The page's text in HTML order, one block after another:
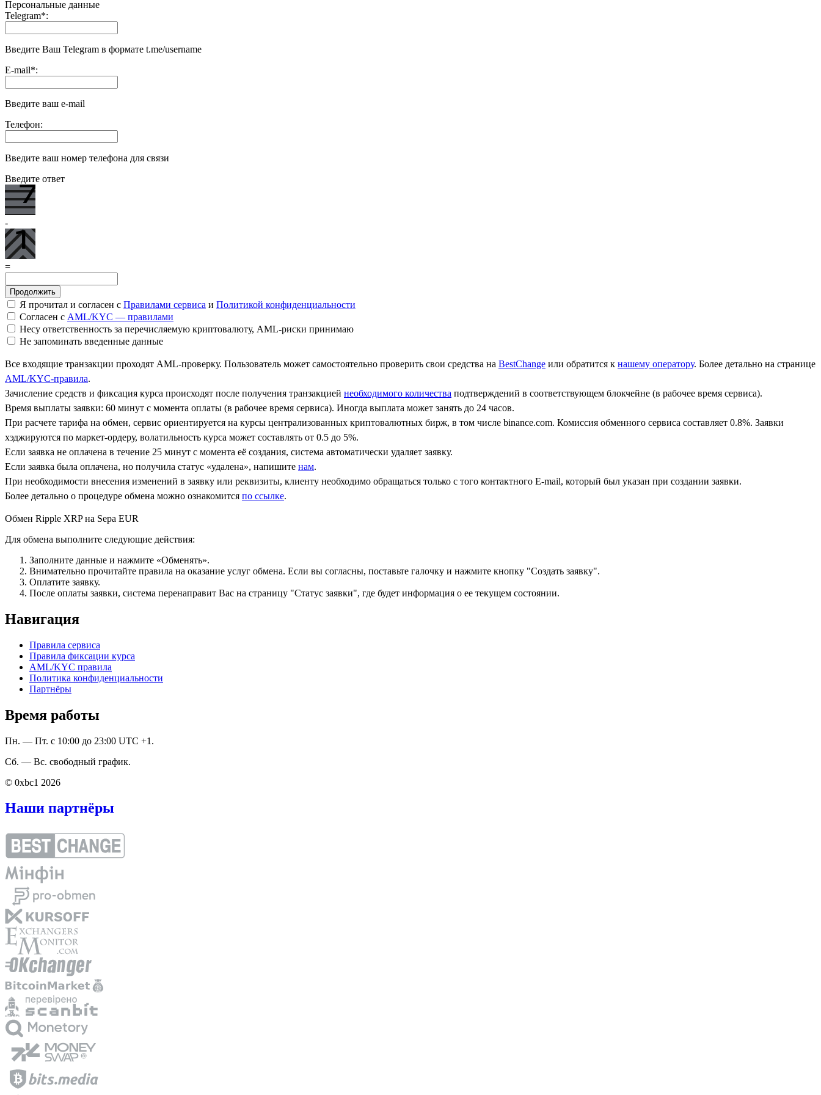
Персональные данные
Telegram*:
Введите Ваш Telegram в формате t.me/username
E-mail*:
Введите ваш e-mail
Телефон:
Введите ваш номер телефона для связи
Введите ответ
-
=
Я прочитал и согласен с Правилами сервиса и Политикой конфиденциальности
Согласен с AML/KYC — правилами
Несу ответственность за перечисляемую криптовалюту, AML-риски принимаю
Не запоминать введенные данные
Все входящие транзакции проходят AML-проверку. Пользователь может самостоятельно проверить свои средства на BestChange или обратится к нашему оператору. Более детально на странице
AML/KYC-правила.
Зачисление средств и фиксация курса происходят после получения транзакцией необходимого количества подтверждений в соответствующем блокчейне (в рабочее время сервиса).
Время выплаты заявки: 60 минут с момента оплаты (в рабочее время сервиса). Иногда выплата может занять до 24 часов.
При расчете тарифа на обмен, сервис ориентируется на курсы централизованных криптовалютных бирж, в том числе binance.com. Комиссия обменного сервиса составляет 0.8%. Заявки
хэджируются по маркет-ордеру, волатильность курса может составлять от 0.5 до 5%.
Если заявка не оплачена в течение 25 минут с момента её создания, система автоматически удаляет заявку.
Если заявка была оплачена, но получила статус «удалена», напишите нам.
При необходимости внесения изменений в заявку или реквизиты, клиенту необходимо обращаться только с того контактного Е-mail, который был указан при создании заявки.
Более детально о процедуре обмена можно ознакомится по ссылке.
Обмен Ripple XRP на Sepa EUR
Для обмена выполните следующие действия:
Заполните данные и нажмите «Обменять».
Внимательно прочитайте правила на оказание услуг обмена. Если вы согласны, поставьте галочку и нажмите кнопку "Создать заявку".
Оплатите заявку.
После оплаты заявки, система перенаправит Вас на страницу "Статус заявки", где будет информация о ее текущем состоянии.
Навигация
Правила сервиса
Правила фиксации курса
AML/KYC правила
Политика конфиденциальности
Партнёры
Время работы
Пн. — Пт. с 10:00 до 23:00 UTC +1.
Сб. — Вс. свободный график.
© 0xbc1 2026
Наши партнёры